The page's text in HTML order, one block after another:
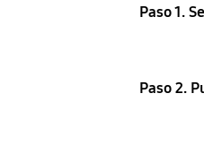
Paso 1.
Paso 2.